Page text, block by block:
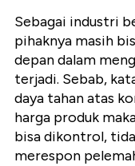
Sebagai industri
pihaknya masih
depan dalam
terjadi. Sebab,
daya tahan atas
harga produk
bisa dikontrol,
merespon